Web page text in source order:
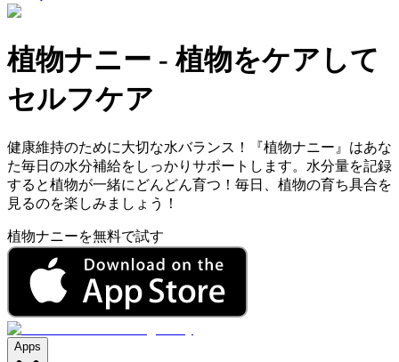
植物ナニー -植物をケアして
セルフケア
健康維持のために大切な水バランス！『植物ナニー』はあな
た毎日の水分補給をしっかりサポートします。水分量を記録
すると植物が一緒にどんどん育つ！毎日、植物の育ち具合を
見るのを楽しみましょう！
植物ナニーを無料で試す
Apps